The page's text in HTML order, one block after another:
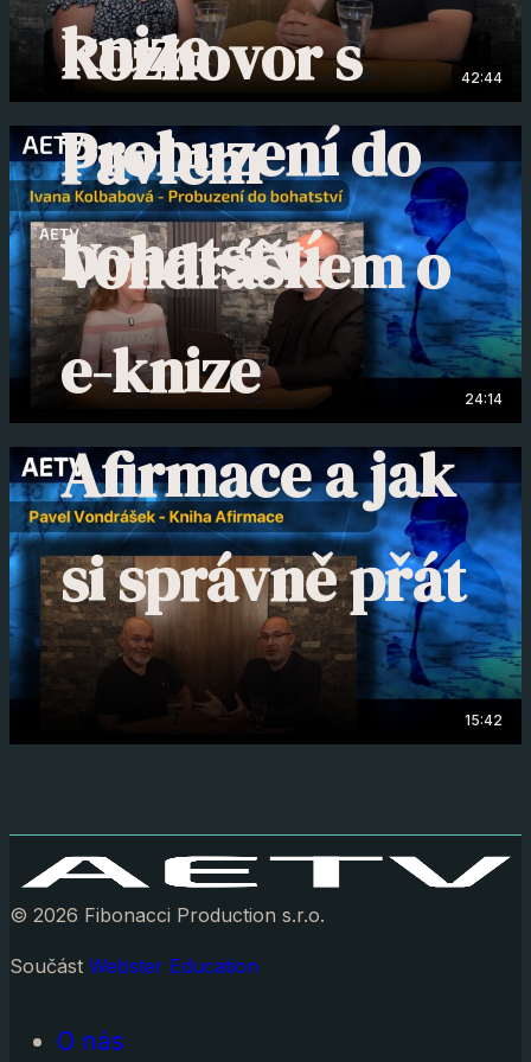
42:44
knize
Probuzení do
bohatství
24:14
Rozhovor s
Pavlem
Vondráškem o
e-knize
Afirmace a jak
si správně přát
15:42
© 2026 Fibonacci Production s.r.o.
Součást Webster Education
O nás